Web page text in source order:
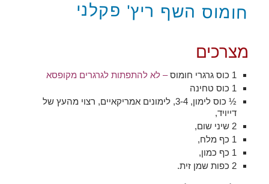
חומוס השף ריץ' פקלני
מצרכים
1 כוס גרגרי חומוס
– לא להתפתות לגרגרים מקופסא
1 כוס טחינה
½ כוס לימון, 3-4, לימונים אמריקאיים, רצוי מהעץ של
דייויד,
2 שיני שום,
1 כף מלח,
1 כף כמון,
2 כפות שמן זית.